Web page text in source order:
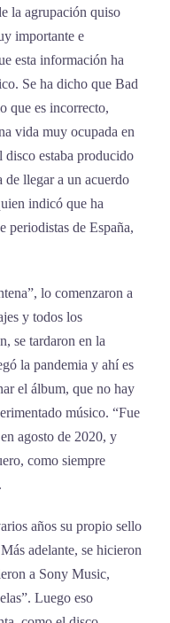
la agrupación quiso
importante e
esta información ha
Se ha dicho que Bad
que es incorrecto,
vida muy ocupada en
disco estaba producido
de llegar a un acuerdo
indicó que ha
periodistas de España,
lo comenzaron a
y todos los
se tardaron en la
la pandemia y ahí es
el álbum, que no hay
músico. “Fue
agosto de 2020, y
como siempre
años su propio sello
adelante, se hicieron
a Sony Music,
Luego eso